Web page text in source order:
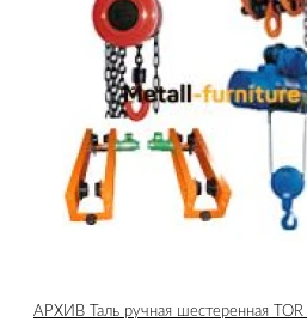
АРХИВ Таль ручная шестеренная